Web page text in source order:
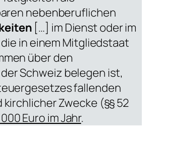
nebenberuflichen
[…] im Dienst oder im
in einem Mitgliedstaat
über den
Schweiz belegen ist,
fallenden
Zwecke (§§ 52
Euro im Jahr.